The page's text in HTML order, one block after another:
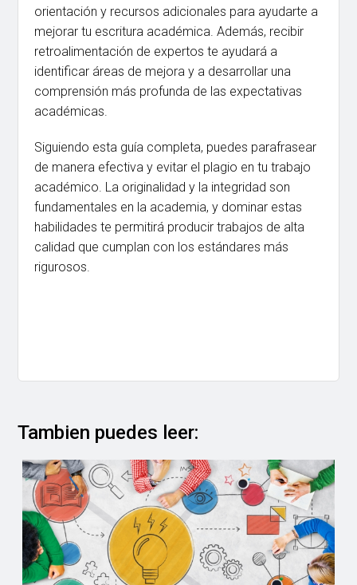
orientación y recursos adicionales para ayudarte a
mejorar tu escritura académica. Además, recibir
retroalimentación de expertos te ayudará a
identificar áreas de mejora y a desarrollar una
comprensión más profunda de las expectativas
académicas.
Siguiendo esta guía completa, puedes parafrasear
de manera efectiva y evitar el plagio en tu trabajo
académico. La originalidad y la integridad son
fundamentales en la academia, y dominar estas
habilidades te permitirá producir trabajos de alta
calidad que cumplan con los estándares más
rigurosos.
Tambien puedes leer: